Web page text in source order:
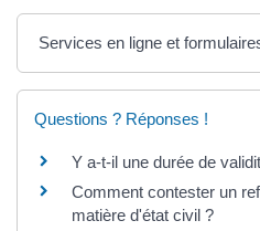
Services en ligne et
Questions ? Réponses !
Y a-t-il une durée de
Comment contester un
matière d'état civil ?